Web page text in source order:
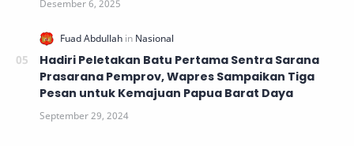
Hadiri Peletakan Batu Pertama Sentra Sarana
Prasarana Pemprov, Wapres Sampaikan Tiga
Pesan untuk Kemajuan Papua Barat Daya